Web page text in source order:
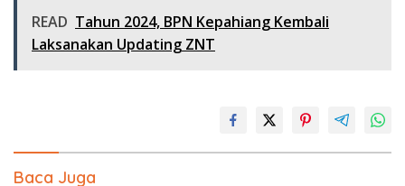
READ Tahun 2024, BPN Kepahiang Kembali
Laksanakan Updating ZNT
Baca Juga